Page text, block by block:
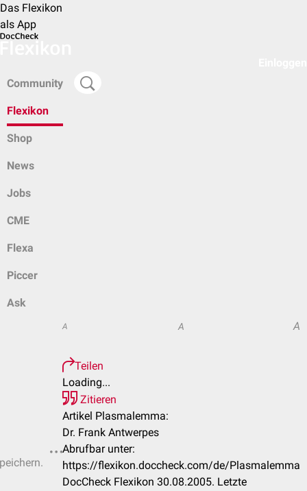
Das Flexikon
als App
Community
Flexikon
Shop
News
Jobs
CME
Flexa
Piccer
Ask
A A A
Teilen
Loading...
Zitieren
Artikel Plasmalemma:
Dr. Frank Antwerpes
Abrufbar unter:
https://flexikon.doccheck.com/de/Plasmalemma
DocCheck Flexikon 30.08.2005. Letzte